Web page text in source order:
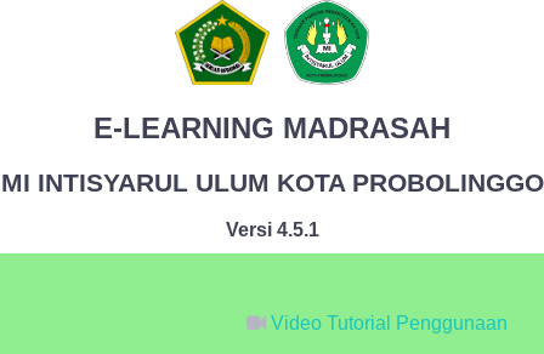
E-LEARNING MADRASAH
MI INTISYARUL ULUM KOTA PROBOLINGGO
Versi 4.5.1
Video Tutorial Penggunaan